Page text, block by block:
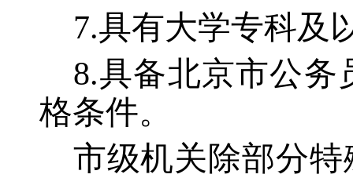
7.具有大学专科及
8.具备北京市公
格条件。
市级机关除部分